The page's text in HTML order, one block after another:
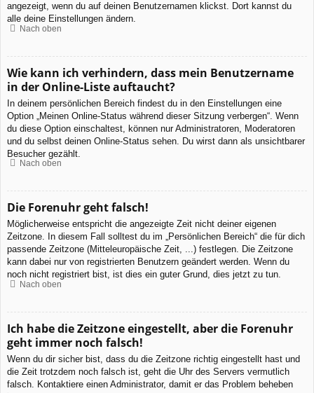
angezeigt, wenn du auf deinen Benutzernamen klickst. Dort kannst du
alle deine Einstellungen ändern.
Nach oben
Wie kann ich verhindern, dass mein Benutzername
in der Online-Liste auftaucht?
In deinem persönlichen Bereich findest du in den Einstellungen eine
Option „Meinen Online-Status während dieser Sitzung verbergen“. Wenn
du diese Option einschaltest, können nur Administratoren, Moderatoren
und du selbst deinen Online-Status sehen. Du wirst dann als unsichtbarer
Besucher gezählt.
Nach oben
Die Forenuhr geht falsch!
Möglicherweise entspricht die angezeigte Zeit nicht deiner eigenen
Zeitzone. In diesem Fall solltest du im „Persönlichen Bereich“ die für dich
passende Zeitzone (Mitteleuropäische Zeit, ...) festlegen. Die Zeitzone
kann dabei nur von registrierten Benutzern geändert werden. Wenn du
noch nicht registriert bist, ist dies ein guter Grund, dies jetzt zu tun.
Nach oben
Ich habe die Zeitzone eingestellt, aber die Forenuhr
geht immer noch falsch!
Wenn du dir sicher bist, dass du die Zeitzone richtig eingestellt hast und
die Zeit trotzdem noch falsch ist, geht die Uhr des Servers vermutlich
falsch. Kontaktiere einen Administrator, damit er das Problem beheben